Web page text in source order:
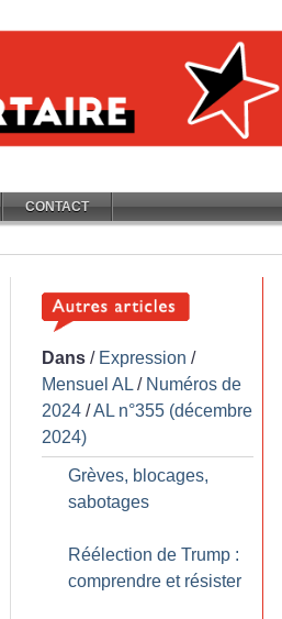
CONTACT
Dans / Expression /
Mensuel AL / Numéros de
2024 /AL n°355 (décembre
2024)
Grèves, blocages,
sabotages
Réélection de Trump :
comprendre et résister